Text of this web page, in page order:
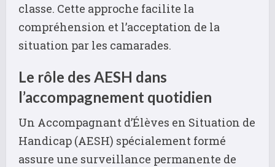
classe. Cette approche facilite la
compréhension et l’acceptation de la
situation par les camarades.
Le rôle des AESH dans
l’accompagnement quotidien
Un Accompagnant d’Élèves en Situation de
Handicap (AESH) spécialement formé
assure une surveillance permanente de